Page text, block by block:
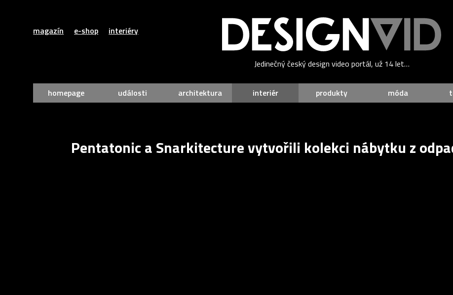
magazín e-shop interiéry
Jedinečný český design video portál, už 14 let…
homepage události architektura interiér produkty móda
Pentatonic a Snarkitecture vytvořili kolekci nábytku z